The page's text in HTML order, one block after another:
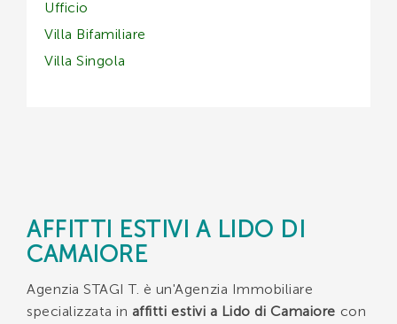
Ufficio
Villa Bifamiliare
Villa Singola
AFFITTI ESTIVI A LIDO DI
CAMAIORE
Agenzia STAGI T. è un'Agenzia Immobiliare
specializzata in affitti estivi a Lido di Camaiore con